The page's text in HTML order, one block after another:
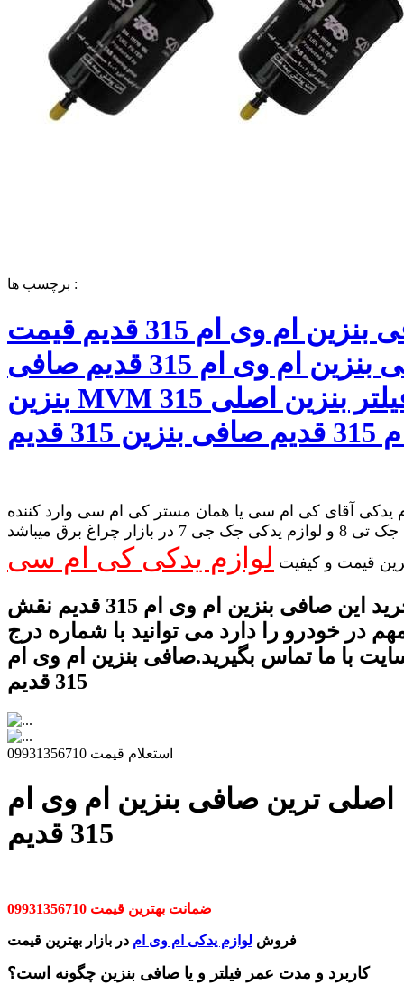
برچسب ها :
صافی بنزین ام وی ام 315 قدیم قیمت
صافی بنزین ام وی ام 315 قدیم صافی
بنزین MVM 315 قدیم فیلتر بنزین اصلی
یدکی آقای کی ام سی یا همان مستر کی ام سی وارد کننده
لوازم یدکی جک تی 8 و لوازم یدکی جک جی 7 در بازار چراغ برق میباشد
قیمت و کیفیت لوازم یدکی کی ام سی
برای خرید این صافی بنزین ام وی ام 315 قدیم نقش
در خودرو را دارد می توانید با شماره درج
با ما تماس بگیرید.صافی بنزین ام وی ام
315 قدیم
استعلام قیمت 09931356710
اصلی ترین صافی بنزین ام وی ام
315 قدیم
ضمانت بهترین قیمت 09931356710
فروش لوازم یدکی ام وی ام در بازار بهترین قیمت
کاربرد و مدت عمر فیلتر و یا صافی بنزین چگونه است؟